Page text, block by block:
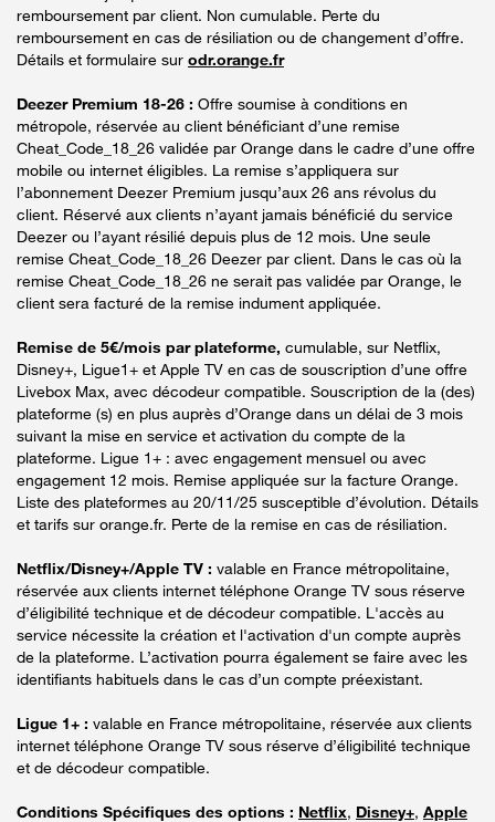
remboursement par client. Non cumulable. Perte du
remboursement en cas de résiliation ou de changement d’offre.
Détails et formulaire sur odr.orange.fr
Deezer Premium 18-26 : Offre soumise à conditions en
métropole, réservée au client bénéficiant d’une remise
Cheat_Code_18_26 validée par Orange dans le cadre d’une offre
mobile ou internet éligibles. La remise s’appliquera sur
l’abonnement Deezer Premium jusqu’aux 26 ans révolus du
client. Réservé aux clients n’ayant jamais bénéficié du service
Deezer ou l’ayant résilié depuis plus de 12 mois. Une seule
remise Cheat_Code_18_26 Deezer par client. Dans le cas où la
remise Cheat_Code_18_26 ne serait pas validée par Orange, le
client sera facturé de la remise indument appliquée.
Remise de 5€/mois par plateforme, cumulable, sur Netflix,
Disney+, Ligue1+ et Apple TV en cas de souscription d’une offre
Livebox Max, avec décodeur compatible. Souscription de la (des)
plateforme (s) en plus auprès d’Orange dans un délai de 3 mois
suivant la mise en service et activation du compte de la
plateforme. Ligue 1+ : avec engagement mensuel ou avec
engagement 12 mois. Remise appliquée sur la facture Orange.
Liste des plateformes au 20/11/25 susceptible d’évolution. Détails
et tarifs sur orange.fr. Perte de la remise en cas de résiliation.
Netflix/Disney+/Apple TV : valable en France métropolitaine,
réservée aux clients internet téléphone Orange TV sous réserve
d’éligibilité technique et de décodeur compatible. L'accès au
service nécessite la création et l'activation d'un compte auprès
de la plateforme. L’activation pourra également se faire avec les
identifiants habituels dans le cas d’un compte préexistant.
Ligue 1+ : valable en France métropolitaine, réservée aux clients
internet téléphone Orange TV sous réserve d’éligibilité technique
et de décodeur compatible.
Conditions Spécifiques des options : Netflix, Disney+, Apple